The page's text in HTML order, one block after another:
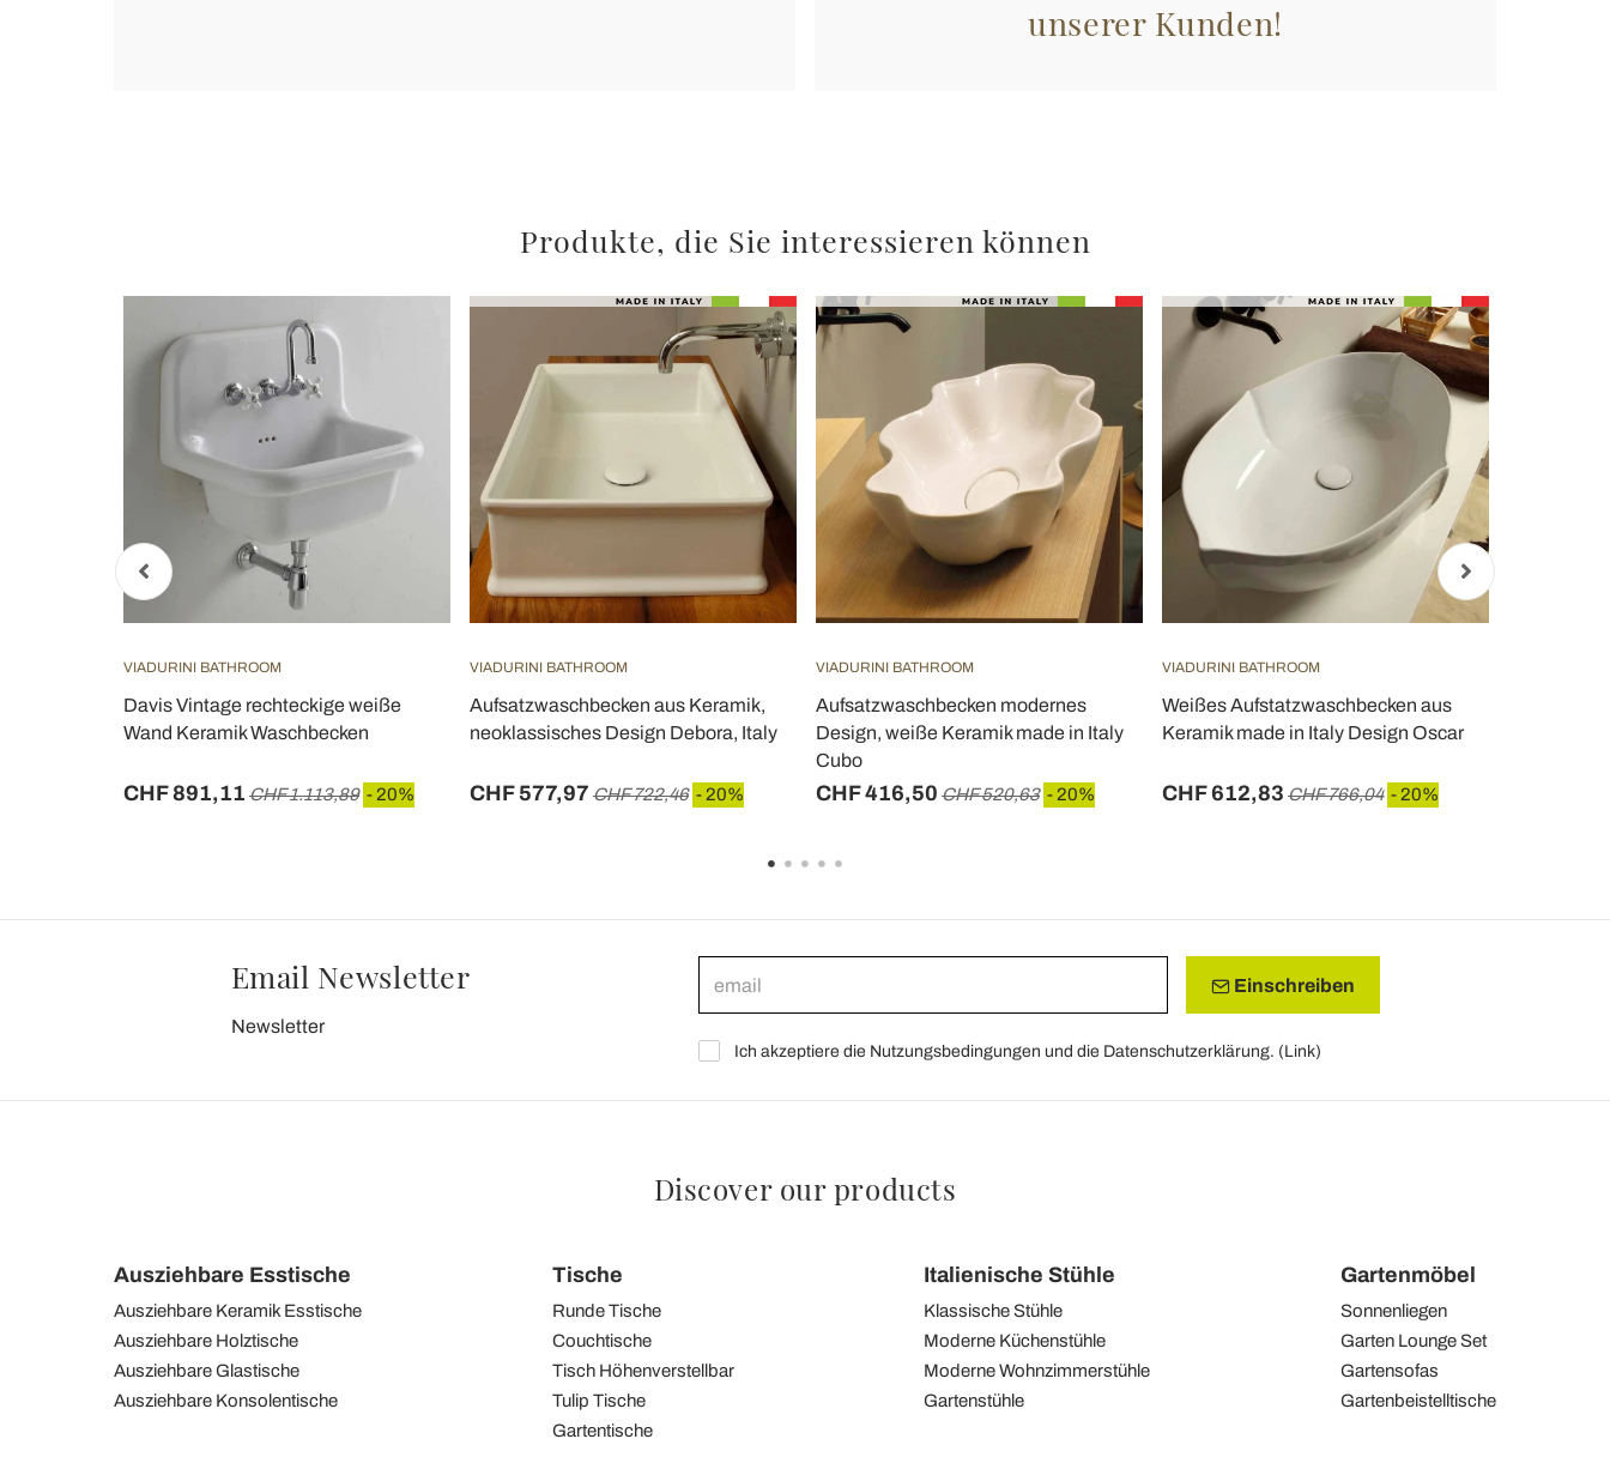
unserer Kunden!
Produkte, die Sie interessieren können
VIADURINI BATHROOM
Davis Vintage rechteckige weiße
Wand Keramik Waschbecken
CHF 891,11 CHF 1.113,89 - 20%
VIADURINI BATHROOM
Aufsatzwaschbecken aus Keramik,
neoklassisches Design Debora, Italy
CHF 577,97 CHF 722,46 - 20%
VIADURINI BATHROOM
Aufsatzwaschbecken modernes
Design, weiße Keramik made in Italy
Cubo
CHF 416,50 CHF 520,63 - 20%
VIADURINI BATHROOM
Weißes Aufstatzwaschbecken aus
Keramik made in Italy Design Oscar
CHF 612,83 CHF 766,04 - 20%
Email Newsletter
Newsletter
Einschreiben
Ich akzeptiere die Nutzungsbedingungen und die Datenschutzerklärung. (Link)
Discover our products
Ausziehbare Esstische
Ausziehbare Keramik Esstische
Ausziehbare Holztische
Ausziehbare Glastische
Ausziehbare Konsolentische
Tische
Runde Tische
Couchtische
Tisch Höhenverstellbar
Tulip Tische
Gartentische
Italienische Stühle
Klassische Stühle
Moderne Küchenstühle
Moderne Wohnzimmerstühle
Gartenstühle
Gartenmöbel
Sonnenliegen
Garten Lounge Set
Gartensofas
Gartenbeistelltische